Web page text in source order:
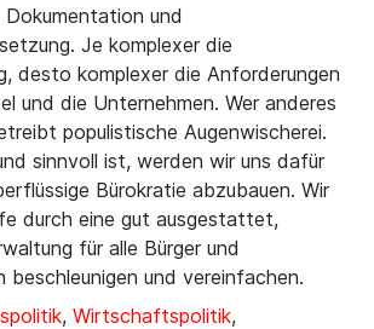
Dokumentation und
Je komplexer die
desto komplexer die Anforderungen
und die Unternehmen. Wer anderes
populistische Augenwischerei.
sinnvoll ist, werden wir uns dafür
Bürokratie abzubauen. Wir
durch eine gut ausgestattet,
für alle Bürger und
beschleunigen und vereinfachen.
, Wirtschaftspolitik,